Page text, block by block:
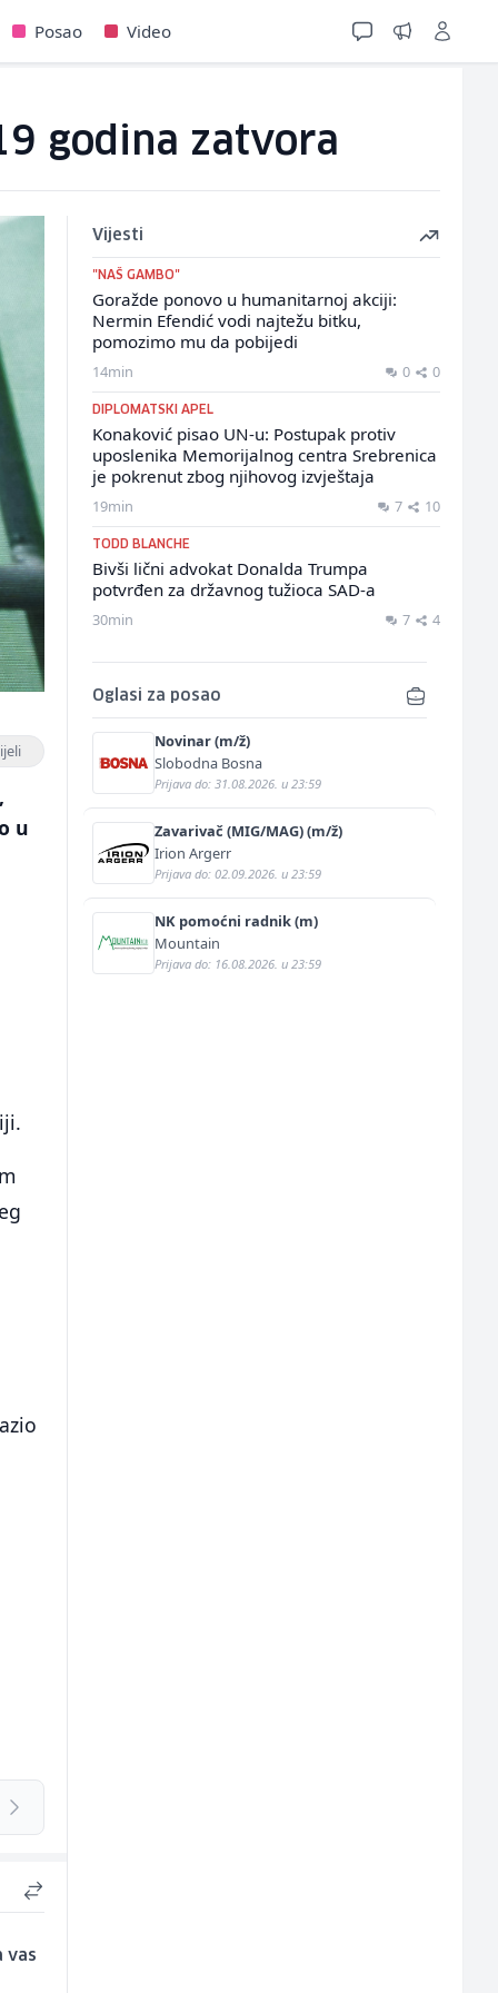
Posao Video
godina zatvora
u
vas
Vijesti
"NAŠ GAMBO"
Goražde ponovo u humanitarnoj akciji:
Nermin Efendić vodi najtežu bitku,
pomozimo mu da pobijedi
14min 0 0
DIPLOMATSKI APEL
Konaković pisao UN-u: Postupak protiv
uposlenika Memorijalnog centra Srebrenica
je pokrenut zbog njihovog izvještaja
19min 7 10
TODD BLANCHE
Bivši lični advokat Donalda Trumpa
potvrđen za državnog tužioca SAD-a
30min 7 4
Oglasi za posao
Novinar (m/ž)
Slobodna Bosna
Prijava do: 31.08.2026. u 23:59
Zavarivač (MIG/MAG) (m/ž)
Irion Argerr
Prijava do: 02.09.2026. u 23:59
NK pomoćni radnik (m)
Mountain
Prijava do: 16.08.2026. u 23:59